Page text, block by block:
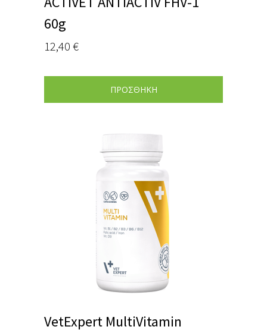
60g
12,40 €
ΠΡΟΣΘΗΚΗ
VetExpert MultiVitamin